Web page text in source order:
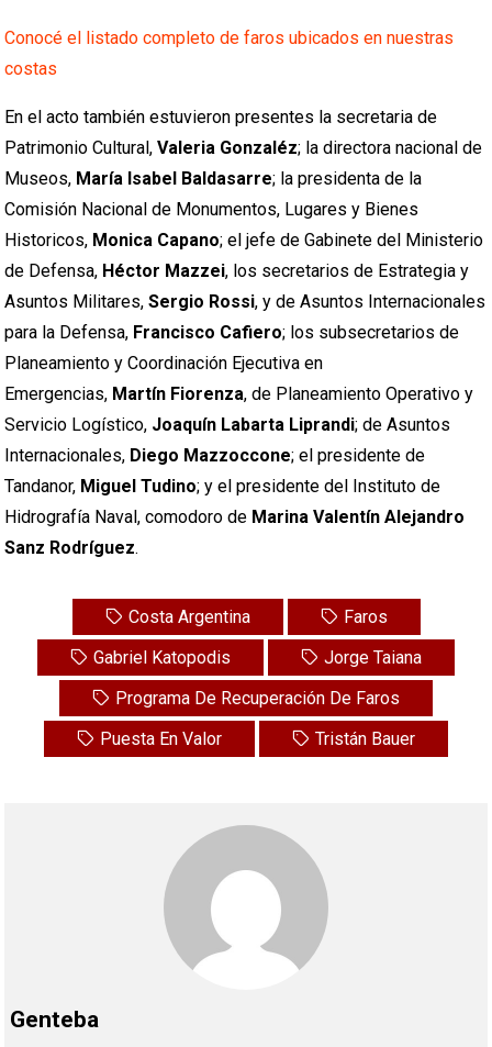
Conocé el listado completo de faros ubicados en nuestras
costas
En el acto también estuvieron presentes la secretaria de
Patrimonio Cultural,Valeria Gonzaléz; la directora nacional de
Museos, María Isabel Baldasarre; la presidenta de la
Comisión Nacional de Monumentos, Lugares y Bienes
Historicos, Monica Capano; el jefe de Gabinete del Ministerio
de Defensa, Héctor Mazzei, los secretarios de Estrategia y
Asuntos Militares,Sergio Rossi, y de Asuntos Internacionales
para la Defensa, Francisco Cafiero; los subsecretarios de
Planeamiento y Coordinación Ejecutiva en
Emergencias, Martín Fiorenza, de Planeamiento Operativo y
Servicio Logístico, Joaquín Labarta Liprandi; de Asuntos
Internacionales, Diego Mazzoccone; el presidente de
Tandanor, Miguel Tudino; y el presidente del Instituto de
Hidrografía Naval, comodoro de Marina Valentín Alejandro
Sanz Rodríguez.
Costa Argentina
Faros
Gabriel Katopodis
Jorge Taiana
Programa De Recuperación De Faros
Puesta En Valor
Tristán Bauer
Genteba